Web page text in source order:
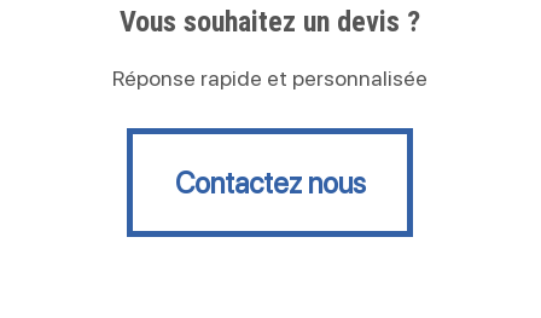
Vous souhaitez un devis ?
Réponse rapide et personnalisée
Contactez nous
Contactez nous